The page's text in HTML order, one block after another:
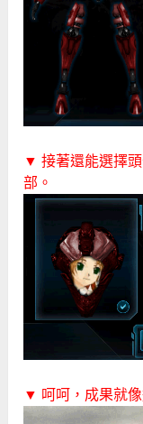
▼ 接著還能選擇
部。
▼ 呵呵，成果就